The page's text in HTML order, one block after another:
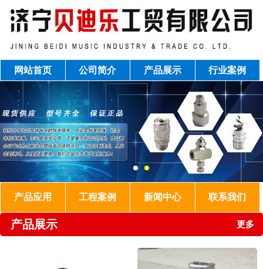
网站首页 公司简介 产品展示 行业案例
产品应用 工程案例 新闻中心 联系我们
产品展示 更多